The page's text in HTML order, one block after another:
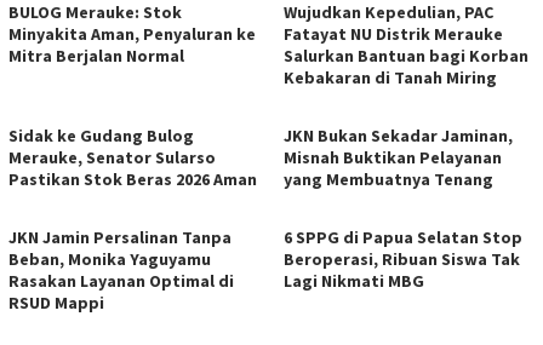
BULOG Merauke: Stok
Minyakita Aman, Penyaluran ke
Mitra Berjalan Normal
Wujudkan Kepedulian, PAC
Fatayat NU Distrik Merauke
Salurkan Bantuan bagi Korban
Kebakaran di Tanah Miring
Sidak ke Gudang Bulog
Merauke, Senator Sularso
Pastikan Stok Beras 2026 Aman
JKN Bukan Sekadar Jaminan,
Misnah Buktikan Pelayanan
yang Membuatnya Tenang
JKN Jamin Persalinan Tanpa
Beban, Monika Yaguyamu
Rasakan Layanan Optimal di
RSUD Mappi
6 SPPG di Papua Selatan Stop
Beroperasi, Ribuan Siswa Tak
Lagi Nikmati MBG